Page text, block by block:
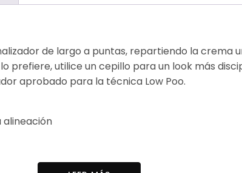
de largo a puntas, repartiendo la crema
prefiere, utilice un cepillo para un look más
aprobado para la técnica Low Poo.
alineación
DEA, Cocamidopropil Betaína, Parfum,